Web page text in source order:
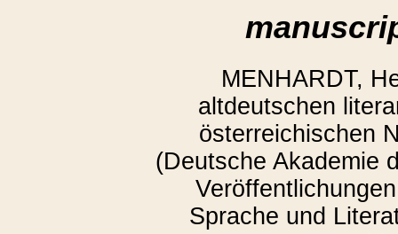
MENHARDT,
altdeutschen
österreichischen
(Deutsche Akademie
Sprache und